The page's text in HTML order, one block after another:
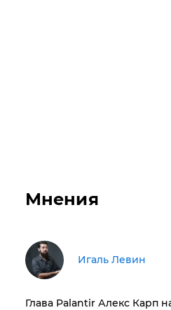
Мнения
Игаль Левин
Глава Palantir Алекс Карп